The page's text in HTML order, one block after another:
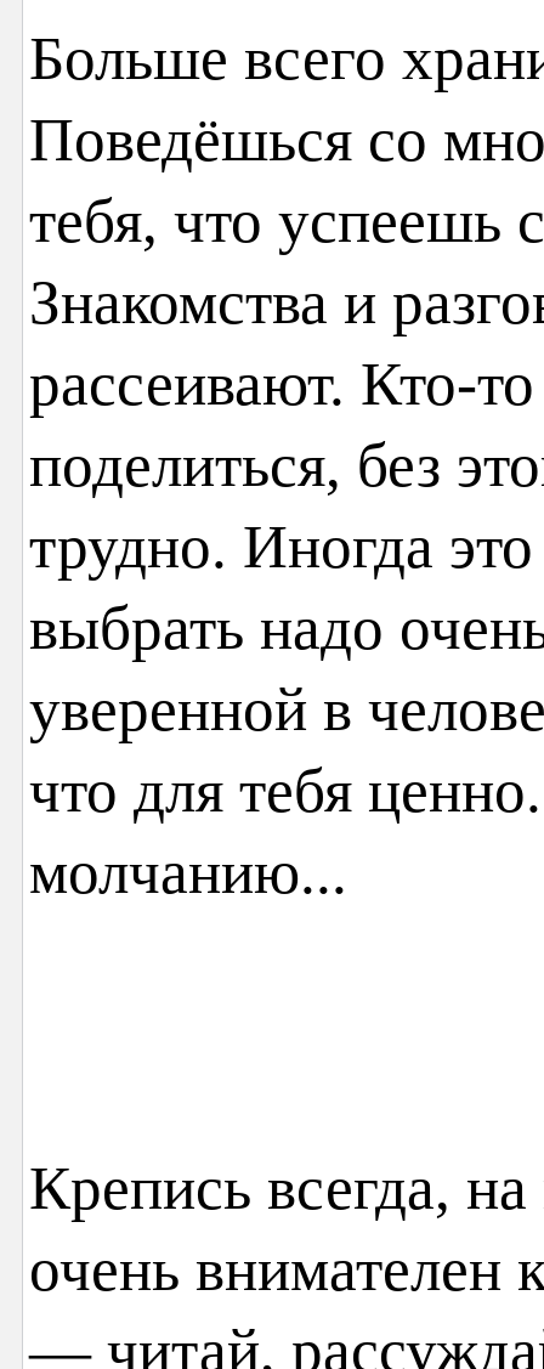
Больше всего
Поведёшься со
тебя, что успеешь
Знакомства и
рассеивают. Кто-
поделиться, без
трудно. Иногда
выбрать надо
уверенной в
что для тебя
молчанию...
Крепись всегда,
очень внимателен
— читай,